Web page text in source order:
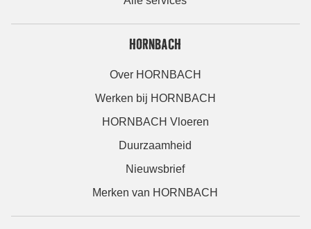
HORNBACH
Over HORNBACH
Werken bij HORNBACH
HORNBACH Vloeren
Duurzaamheid
Nieuwsbrief
Merken van HORNBACH